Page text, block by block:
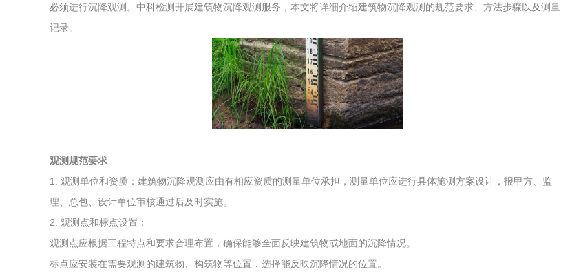
环保工程
VOCs废气治理
综合利用工程
必须进行沉降观测。中科检测开展建筑物沉降观测服务，本文将详细介绍建筑物沉降观测的规范要求、方法步骤以及测量
记录。
观测规范要求
1. 观测单位和资质：建筑物沉降观测应由有相应资质的测量单位承担，测量单位应进行具体施测方案设计，报甲方、监
理、总包、设计单位审核通过后及时实施。
2. 观测点和标点设置：
观测点应根据工程特点和要求合理布置，确保能够全面反映建筑物或地面的沉降情况。
标点应安装在需要观测的建筑物、构筑物等位置，选择能反映沉降情况的位置。